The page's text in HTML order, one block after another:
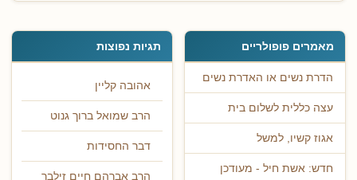
מאמרים פופולריים
הדרת נשים או האדרת נשים
עצה כללית לשלום בית
אגוז קשיו, למשל
חדש: אשת חיל - מעודכן
תגיות נפוצות
אהובה קליין
הרב שמואל ברוך גנוט
דבר החסידות
הרב אברהם חיים זילבר